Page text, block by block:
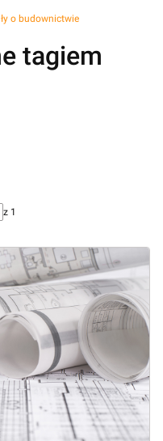
o budownictwie
tagiem
z 1